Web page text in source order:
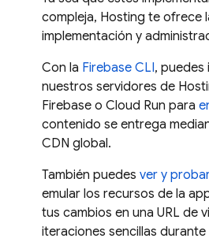
compleja, Hosting te ofrece
implementación y
Con la Firebase CLI,
nuestros servidores de
Firebase o Cloud Run para
contenido se entrega
CDN global.
También puedes ver y
emular los recursos de la
tus cambios en una URL de
iteraciones sencillas